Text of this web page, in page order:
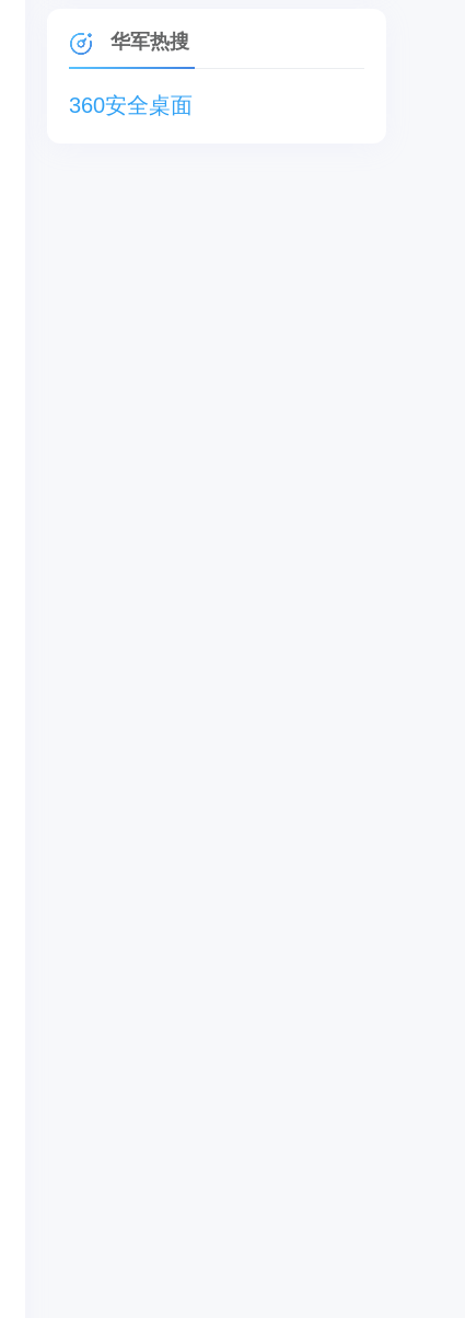
华军热搜
360安全桌面